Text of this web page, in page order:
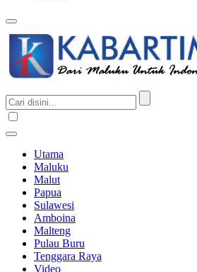
Utama
Maluku
Malut
Papua
Sulawesi
Amboina
Malteng
Pulau Buru
Tenggara Raya
Video